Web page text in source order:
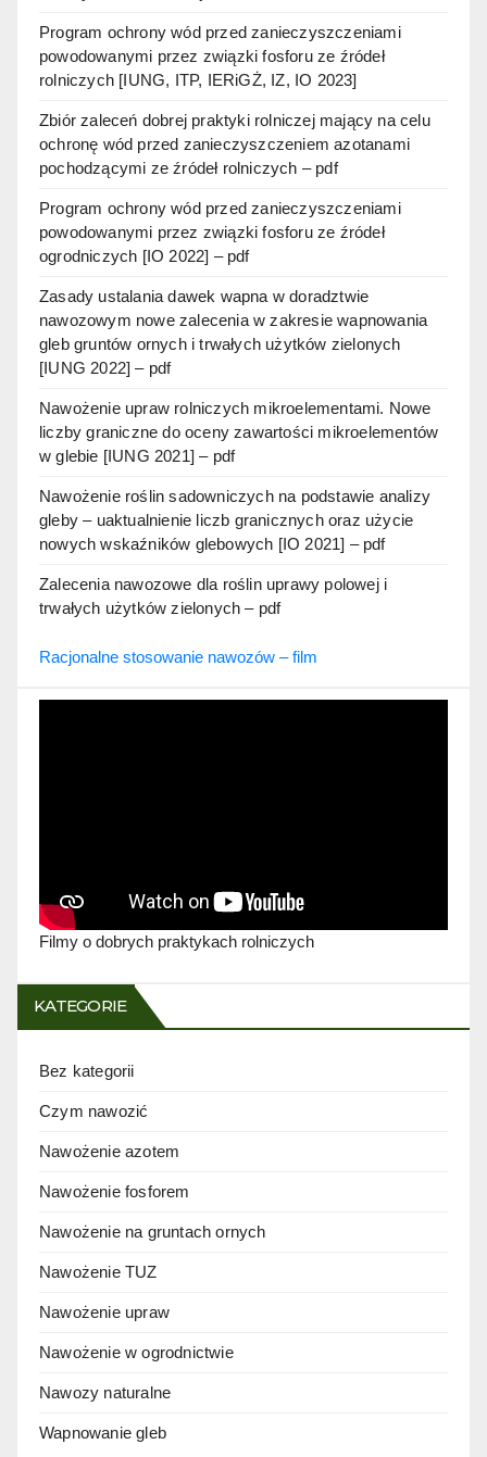
Program ochrony wód przed zanieczyszczeniami
powodowanymi przez związki fosforu ze źródeł
rolniczych [IUNG, ITP, IERiGŻ, IZ, IO 2023]
Zbiór zaleceń dobrej praktyki rolniczej mający na celu
ochronę wód przed zanieczyszczeniem azotanami
pochodzącymi ze źródeł rolniczych – pdf
Program ochrony wód przed zanieczyszczeniami
powodowanymi przez związki fosforu ze źródeł
ogrodniczych [IO 2022] – pdf
Zasady ustalania dawek wapna w doradztwie
nawozowym nowe zalecenia w zakresie wapnowania
gleb gruntów ornych i trwałych użytków zielonych
[IUNG 2022] – pdf
Nawożenie upraw rolniczych mikroelementami. Nowe
liczby graniczne do oceny zawartości mikroelementów
w glebie [IUNG 2021] – pdf
Nawożenie roślin sadowniczych na podstawie analizy
gleby – uaktualnienie liczb granicznych oraz użycie
nowych wskaźników glebowych [IO 2021] – pdf
Zalecenia nawozowe dla roślin uprawy polowej i
trwałych użytków zielonych – pdf
Racjonalne stosowanie nawozów – film
Filmy o dobrych praktykach rolniczych
KATEGORIE
Bez kategorii
Czym nawozić
Nawożenie azotem
Nawożenie fosforem
Nawożenie na gruntach ornych
Nawożenie TUZ
Nawożenie upraw
Nawożenie w ogrodnictwie
Nawozy naturalne
Wapnowanie gleb